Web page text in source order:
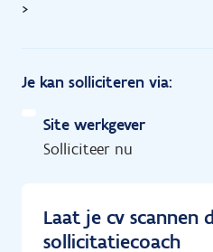
>
Je kan solliciteren via:
Site werkgever
Solliciteer nu
Laat je cv scannen
sollicitatiecoach